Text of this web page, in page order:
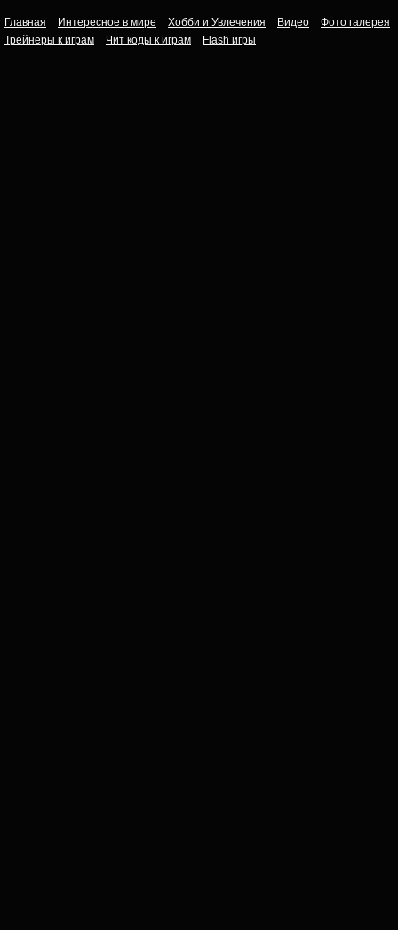
Главная Интересное в мире Хобби и Увлечения Видео
Фото галерея
Трейнеры к играм
Чит коды к играм Flash игры